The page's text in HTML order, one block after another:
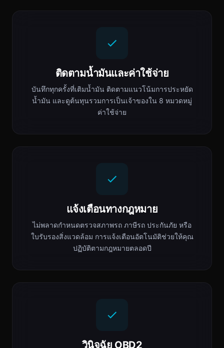
ติดตามน้ำมันและค่าใช้จ่าย
บันทึกทุกครั้งที่เติมน้ำมัน ติดตามแนวโน้มการประหยัด
น้ำมัน และดูต้นทุนรวมการเป็นเจ้าของใน 8 หมวดหมู่
ค่าใช้จ่าย
แจ้งเตือนทางกฎหมาย
ไม่พลาดกำหนดตรวจสภาพรถ ภาษีรถ ประกันภัย หรือ
ใบรับรองสิ่งแวดล้อม การแจ้งเตือนอัตโนมัติช่วยให้คุณ
ปฏิบัติตามกฎหมายตลอดปี
วินิจฉัย OBD2